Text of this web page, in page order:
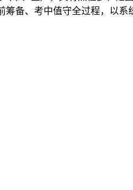
备、考中值守全过程，以